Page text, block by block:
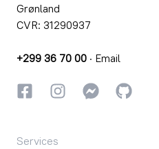
Grønland
CVR: 31290937
+299 36 70 00 · Email
FacebookInstagramInstagram
GitHub
Services